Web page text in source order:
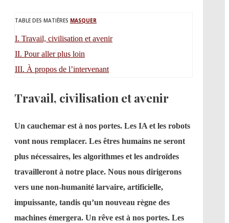
TABLE DES MATIÈRES MASQUER
I. Travail, civilisation et avenir
II. Pour aller plus loin
III. À propos de l’intervenant
Travail, civilisation et avenir
Un cauchemar est à nos portes. Les IA et les robots
vont nous remplacer. Les êtres humains ne seront
plus nécessaires, les algorithmes et les androïdes
travailleront à notre place. Nous nous dirigerons
vers une non-humanité larvaire, artificielle,
impuissante, tandis qu’un nouveau règne des
machines émergera. Un rêve est à nos portes. Les